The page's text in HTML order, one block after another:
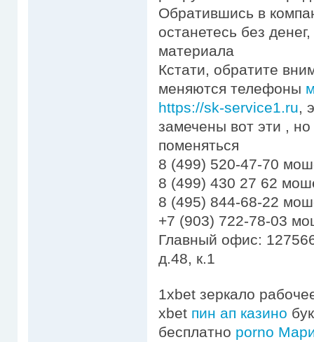
Обратившись в
останетесь без
материала
Кстати, обратите
меняются телефоны
https://sk-service1.ru,
замечены вот эти ,
поменяться
8 (499) 520-47-70
8 (499) 430 27 62
8 (495) 844-68-22
+7 (903) 722-78-03
Главный офис:
д.48, к.1
1xbet зеркало
xbet пин ап казино
бесплатно porno